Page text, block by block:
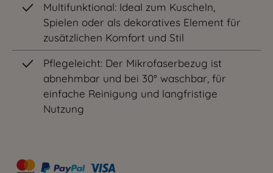
Multifunktional: Ideal zum Kuscheln,
Spielen oder als dekoratives Element für
zusätzlichen Komfort und Stil
Pflegeleicht: Der Mikrofaserbezug ist
abnehmbar und bei 30° waschbar, für
einfache Reinigung und langfristige
Nutzung